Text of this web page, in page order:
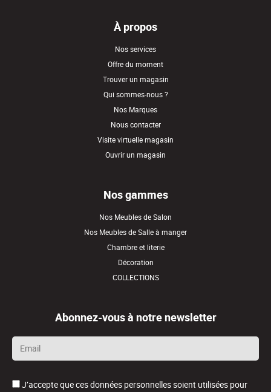
À propos
Nos services
Offre du moment
Trouver un magasin
Qui sommes-nous ?
Nos Marques
Nous contacter
Visite virtuelle magasin
Ouvrir un magasin
Nos gammes
Nos Meubles de Salon
Nos Meubles de Salle à manger
Chambre et literie
Décoration
COLLECTIONS
Abonnez-vous à notre newsletter
Email
*
J’accepte que ces données personnelles soient utilisées pour